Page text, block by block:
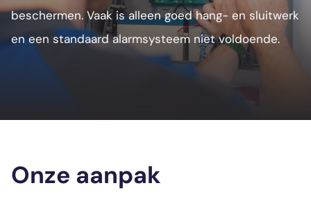
beschermen. Vaak is alleen goed hang- en sluitwerk
en een standaard alarmsysteem niet voldoende.
Onze aanpak